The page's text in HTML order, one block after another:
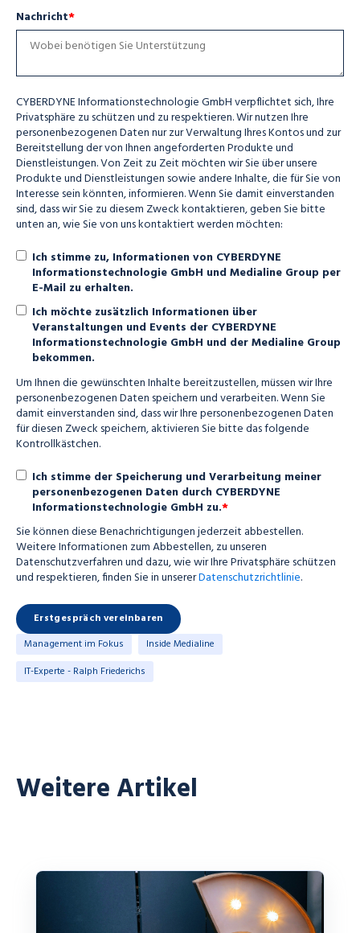
Nachricht*
CYBERDYNE Informationstechnologie GmbH verpflichtet sich, Ihre
Privatsphäre zu schützen und zu respektieren. Wir nutzen Ihre
personenbezogenen Daten nur zur Verwaltung Ihres Kontos und zur
Bereitstellung der von Ihnen angeforderten Produkte und
Dienstleistungen. Von Zeit zu Zeit möchten wir Sie über unsere
Produkte und Dienstleistungen sowie andere Inhalte, die für Sie von
Interesse sein könnten, informieren. Wenn Sie damit einverstanden
sind, dass wir Sie zu diesem Zweck kontaktieren, geben Sie bitte
unten an, wie Sie von uns kontaktiert werden möchten:
Ich stimme zu, Informationen von CYBERDYNE
Informationstechnologie GmbH und Medialine Group per
E-Mail zu erhalten.
Ich möchte zusätzlich Informationen über
Veranstaltungen und Events der CYBERDYNE
Informationstechnologie GmbH und der Medialine Group
bekommen.
Um Ihnen die gewünschten Inhalte bereitzustellen, müssen wir Ihre
personenbezogenen Daten speichern und verarbeiten. Wenn Sie
damit einverstanden sind, dass wir Ihre personenbezogenen Daten
für diesen Zweck speichern, aktivieren Sie bitte das folgende
Kontrollkästchen.
Ich stimme der Speicherung und Verarbeitung meiner
personenbezogenen Daten durch CYBERDYNE
Informationstechnologie GmbH zu.*
Sie können diese Benachrichtigungen jederzeit abbestellen.
Weitere Informationen zum Abbestellen, zu unseren
Datenschutzverfahren und dazu, wie wir Ihre Privatsphäre schützen
und respektieren, finden Sie in unsererDatenschutzrichtlinie.
Management im Fokus
Inside Medialine
IT-Experte - Ralph Friederichs
Weitere Artikel